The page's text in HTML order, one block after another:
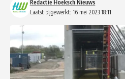
Laatst bijgewerkt: 16 mei 2023 18:11
Redactie Hoeksch Nieuws